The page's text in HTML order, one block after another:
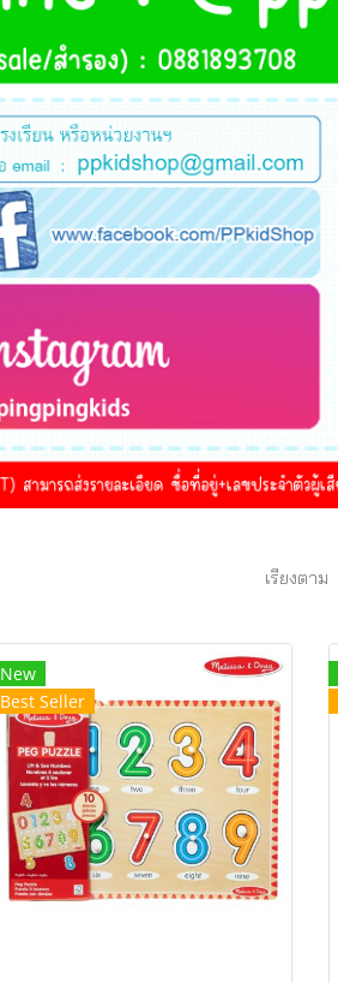
เรียงตาม
New
Best Seller